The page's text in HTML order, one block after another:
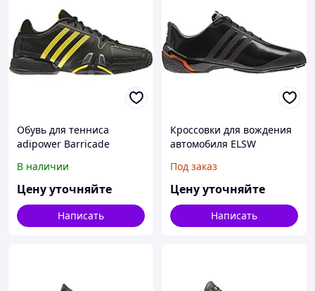
Обувь для тенниса
adipower Barricade
В наличии
Цену уточняйте
Написать
Кроссовки для вождения
автомобиля ELSW
Под заказ
Цену уточняйте
Написать